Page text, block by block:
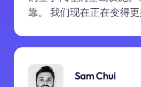
靠。 我们现在正在变得更
Sam Chui